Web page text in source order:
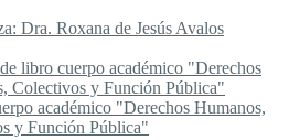
Dra. Roxana de Jesús Avalos
libro cuerpo académico "Derechos
Colectivos y Función Pública"
académico "Derechos Humanos,
y Función Pública"